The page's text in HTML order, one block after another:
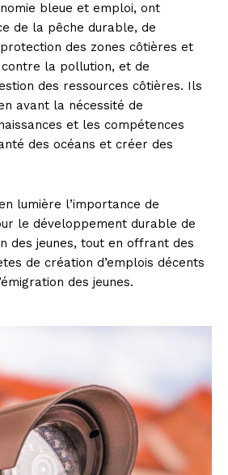
bleue et emploi, ont
de la pêche durable, de
des zones côtières et
la pollution, et de
des ressources côtières. Ils
avant la nécessité de
et les compétences
des océans et créer des
lumière l’importance de
le développement durable de
des jeunes, tout en offrant des
de création d’emplois décents
des jeunes.